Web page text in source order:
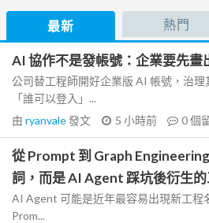
最新 熱門
AI 協作不是發帳號：企業要先畫
公司替工程師開好企業版 AI 帳號，治
「誰可以登入」...
由 ryanvale發文 5 小時前 0個
從 Prompt 到 Graph
詞，而是 AI Agent 踩坑後衍生
AI Agent 可能是近年最容易出現新工程
Prom...